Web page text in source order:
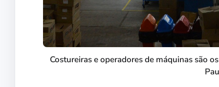
Costureiras e operadores de máquinas são